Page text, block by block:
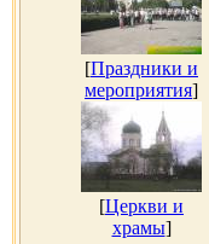
[Праздники и
мероприятия]
[Церкви и
храмы]